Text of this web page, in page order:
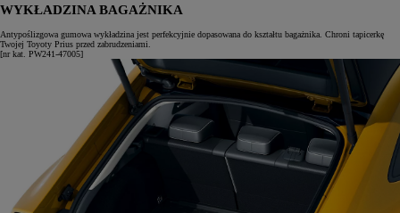
WYKŁADZINA BAGAŻNIKA
Antypoślizgowa gumowa wykładzina jest perfekcyjnie dopasowana do kształtu bagażnika. Chroni tapicerkę
Twojej Toyoty Prius przed zabrudzeniami.
[nr kat. PW241-47005]